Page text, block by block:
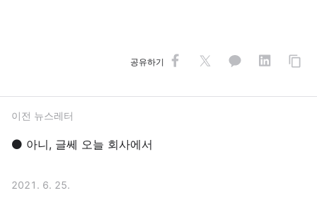
공유하기
이전 뉴스레터
⚫ 아니, 글쎄 오늘 회사에서
2021. 6. 25.